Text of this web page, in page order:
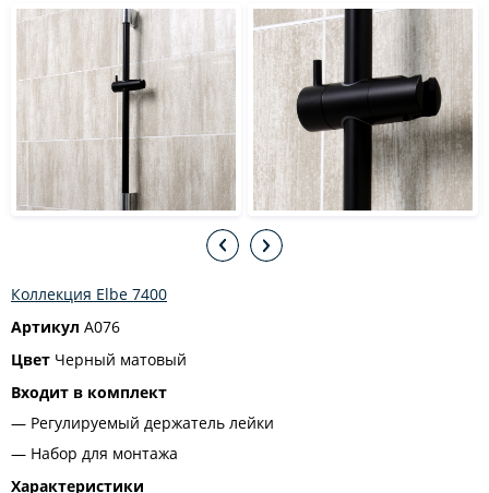
Коллекция Elbe 7400
Артикул A076
Цвет Черный матовый
Входит в комплект
Регулируемый держатель лейки
Набор для монтажа
Характеристики